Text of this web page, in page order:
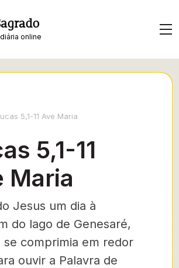
online
5,1-11 Ave Maria
5,1-11
Maria
Jesus um dia à
do lago de Genesaré,
se comprimia em redor
ouvir a Palavra de